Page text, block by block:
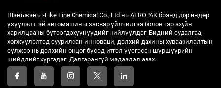
Шэньжэнь i-Like Fine Chemical Co., Ltd нь AEROPAK брэнд дор өндөр
үзүүлэлттэй автомашины засвар үйлчилгээ болон гэр ахуйн
харилцааны бүтээгдэхүүнүүдийг нийлүүлдэг. Бидний судалгаа,
хөгжүүлэлтэд суурилсан инноваци, дэлхий дахины хуваарилалтын
сүлжээ нь дэлхийн өнцөг бүсэд итгэл үүсгэсэн шүршүүрийн
шийдлийг хүргэдэг. Дэлгэрэнгүй мэдээлэл авах.